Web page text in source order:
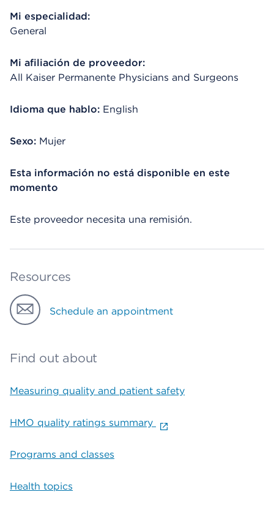
Mi especialidad:
General
Mi afiliación de proveedor:
All Kaiser Permanente Physicians and Surgeons
Idioma que hablo: English
Sexo: Mujer
Esta información no está disponible en este
momento
Este proveedor necesita una remisión.
Resources
Schedule an appointment
Find out about
Measuring quality and patient safety
HMO quality ratings summary
Programs and classes
Health topics